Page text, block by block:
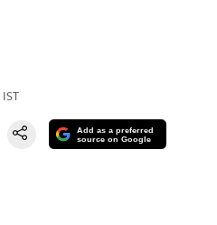
IST
Add as a preferred
source on Google